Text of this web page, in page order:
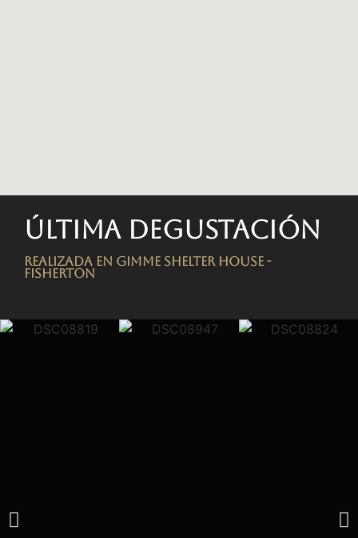
Última degustación
Realizada en Gimme Shelter House -
FISHERTON